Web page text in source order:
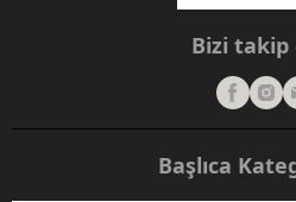
Bizi takip
Başlıca